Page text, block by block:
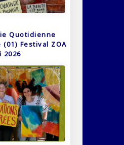
Quotidienne
Festival ZOA
2026